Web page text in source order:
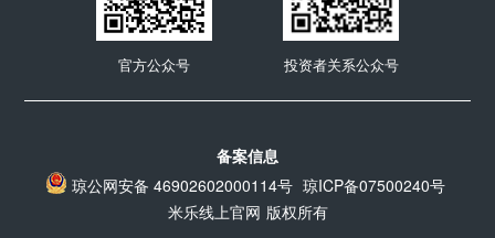
官方公众号 投资者关系公众号
备案信息
琼公网安备 46902602000114号 琼ICP备07500240号
米乐线上官网 版权所有